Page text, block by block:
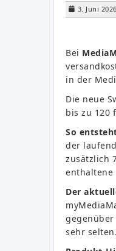
3. Juni 2026
Bei
in der
Die neue
bis zu 120
So
der
zusätzlich
enthaltene
Der
gegenüber
sehr selten.